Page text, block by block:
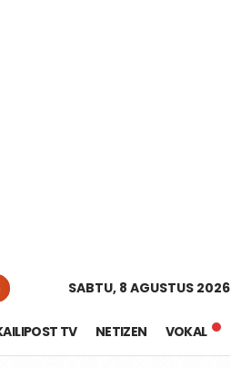
SABTU, 8 AGUSTUS 2026
TV NETIZEN VOKAL